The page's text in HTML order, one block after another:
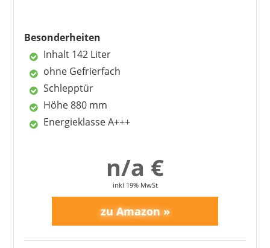
Nachteile
für Singles zu groß
Besonderheiten
Inhalt 142 Liter
ohne Gefrierfach
Schlepptür
Höhe 880 mm
Energieklasse A+++
n/a €
inkl 19% MwSt